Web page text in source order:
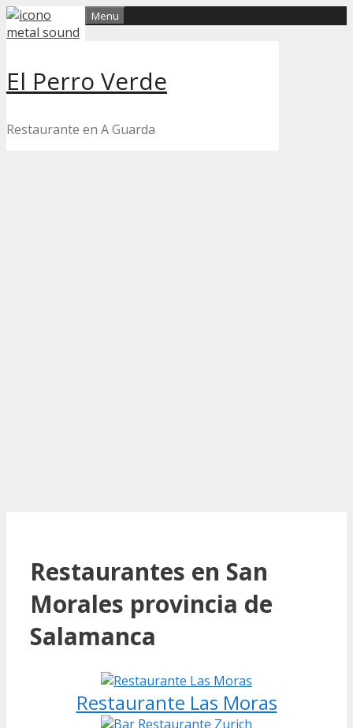
Skip
to
El Perro Verde
Restaurante en A Guarda
Menu
Restaurantes en San
Morales provincia de
Salamanca
Restaurante Las Moras